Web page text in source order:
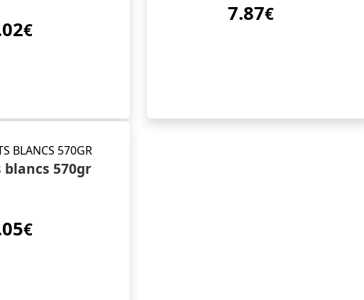
€
7.87€
570gr
€